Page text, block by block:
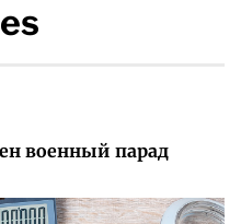
военный парад